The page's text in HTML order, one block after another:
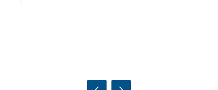
жүзеге асып жатыр.